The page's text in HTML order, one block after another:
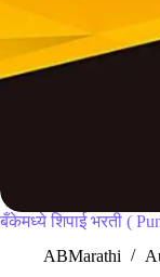
बँकेमध्ये शिपाई भरती (
ABMarathi